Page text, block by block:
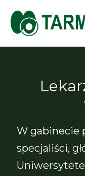
W gabinecie
specjaliści,